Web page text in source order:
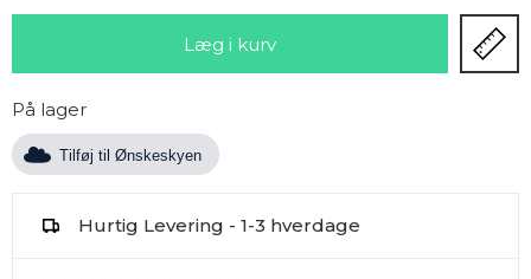
På lager
Tilføj til Ønskeskyen
Hurtig Levering - 1-3 hverdage